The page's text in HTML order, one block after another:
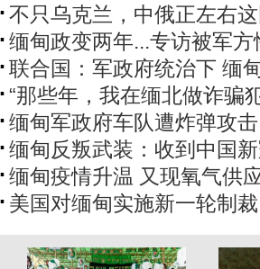
不只乌克兰，中俄正左右
缅甸政变两年...专访被军方
联合国：军政府统治下 缅
“那些年，我在缅北做诈骗
缅甸军政府车队遭炸弹攻
缅甸反叛武装：收到中国
缅甸疫情升温 又现氧气供
美国对缅甸实施新一轮制